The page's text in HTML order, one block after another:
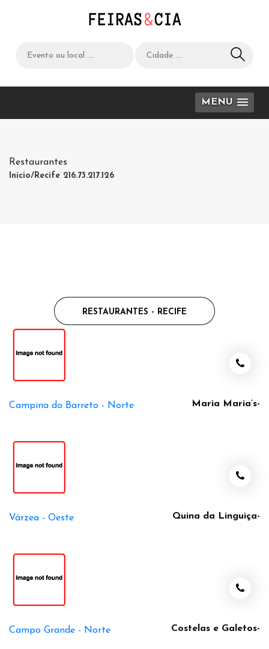
MENU
Restaurantes
Início/Recife 216.73.217.126
RESTAURANTES - RECIFE
Maria Maria’s-
Campina do Barreto - Norte
Quina da Linguiça-
Várzea - Oeste
Costelas e Galetos-
Campo Grande - Norte